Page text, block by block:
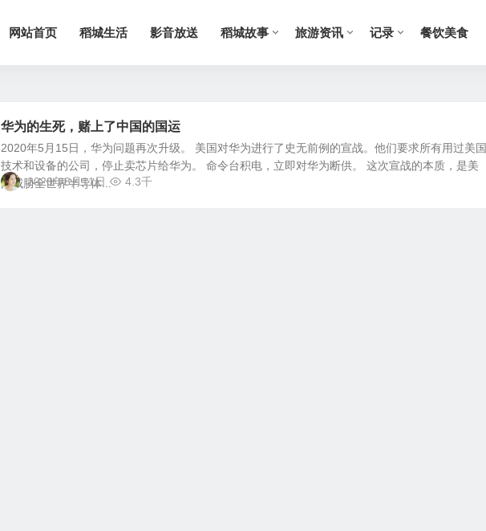
网站首页 稻城生活 影音放送 稻城故事 旅游资讯 记录 餐饮美食
华为的生死，赌上了中国的国运
2020年5月15日，华为问题再次升级。 美国对华为进行了史无前例的宣战。他们要求所有用过美国
技术和设备的公司，停止卖芯片给华为。 命令台积电，立即对华为断供。 这次宣战的本质，是美
国威胁全世界半导体...
2020年8月11日 4.3千